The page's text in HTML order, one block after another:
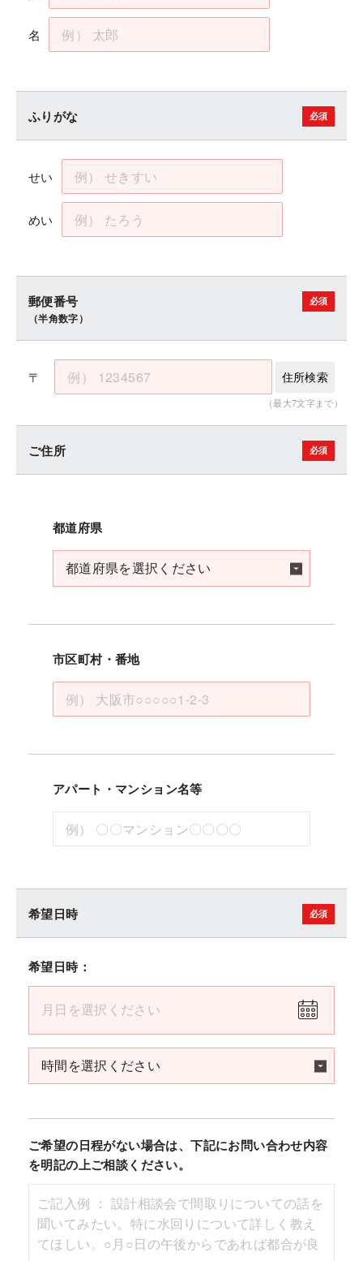
名
ふりがな
せい
めい
郵便番号
（半角数字）
〒
（最大7文字まで）
住所検索
ご住所
都道府県
市区町村・番地
アパート・マンション名等
希望日時
希望日時：
ご希望の日程がない場合は、下記にお問い合わせ内容
を明記の上ご相談ください。